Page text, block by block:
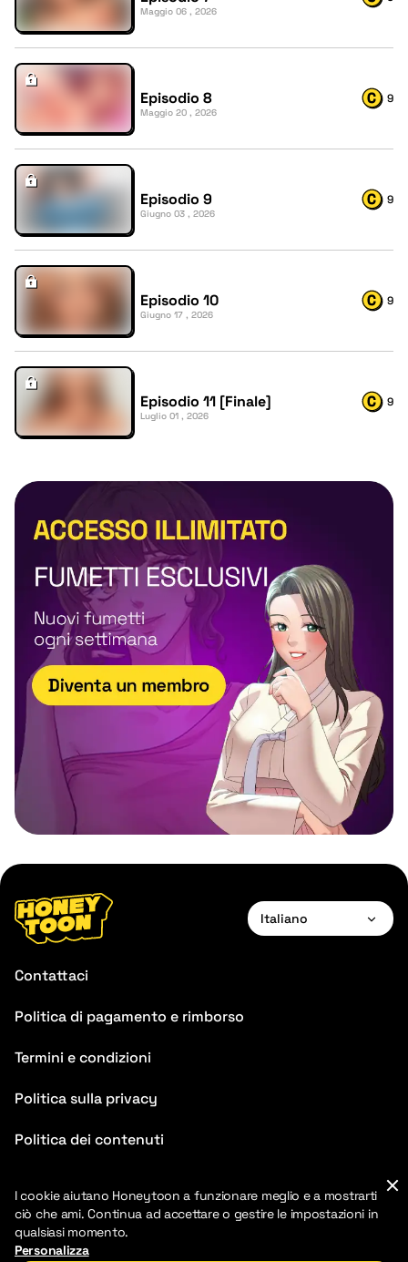
Maggio 06 , 2026
Episodio 8
Maggio 20 , 2026
9
Episodio 9
Giugno 03 , 2026
9
Episodio 10
Giugno 17 , 2026
9
Episodio 11 [Finale]
Luglio 01 , 2026
9
Italiano
Contattaci
Politica di pagamento e rimborso
Termini e condizioni
Politica sulla privacy
Politica dei contenuti
I cookie aiutano Honeytoon a funzionare meglio e a mostrarti
ciò che ami. Continua ad accettare o gestire le impostazioni in
qualsiasi momento.
Personalizza